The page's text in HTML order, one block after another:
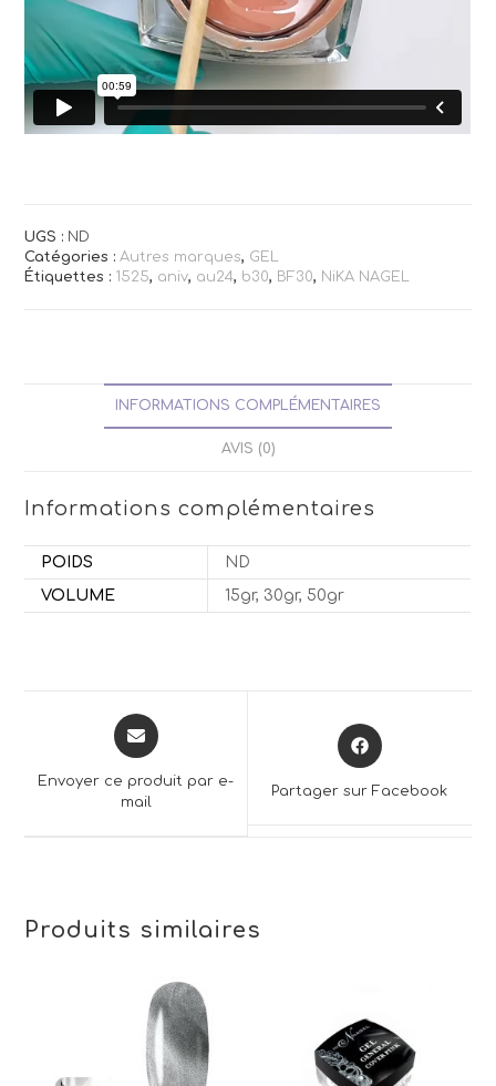
UGS : ND
Catégories :Autres marques, GEL
Étiquettes : 1525, aniv, au24, b30, BF30, NiKA NAGEL
INFORMATIONS COMPLÉMENTAIRES
AVIS (0)
Informations complémentaires
POIDS
ND
VOLUME
15gr, 30gr, 50gr
Opens
in
new
Envoyer ce produit par e-
mail
Opens
in
Partager sur Facebook
Produits similaires